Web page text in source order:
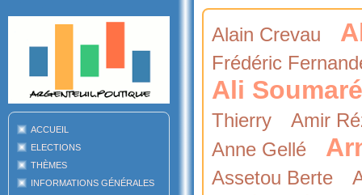
ACCUEIL
ELECTIONS
THÈMES
INFORMATIONS GÉNÉRALES
Alain Crevau
Frédéric
Ali Soumaré
Thierry
Amir
Anne Gellé
Assetou Berte